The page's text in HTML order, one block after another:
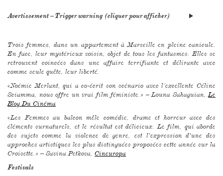
Avertissement – Trigger warning (cliquer pour afficher)
Trois femmes, dans un appartement à Marseille en pleine canicule.
En face, leur mystérieux voisin, objet de tous les fantasmes. Elles se
retrouvent coincées dans une affaire terrifiante et délirante avec
comme seule quête, leur liberté.
«Noémie Merlant, qui a co-écrit son scénario avec l’excellente Céline
Sciamma, nous offre un vrai film féministe.» – Louna Sahaguian, Le
Blog Du Cinéma
«Les Femmes au balcon mêle comédie, drame et horreur avec des
éléments surnaturels, et le résultat est délicieux. Le film, qui aborde
des sujets comme la violence de genre, est l'expression d'une des
approches artistiques les plus distinguées proposées cette année sur la
Croisette.» – Savina Petkova, Cineuropa
Festivals